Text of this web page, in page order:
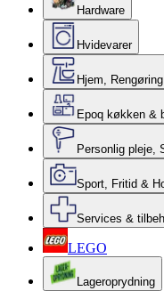
Hardware
Hvidevarer
Hjem,
Epoq køkken &
Personlig pleje,
Sport, Fritid &
Services &
LEGO
Lageroprydning